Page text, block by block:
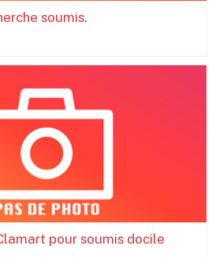
soumis.
pour soumis docile